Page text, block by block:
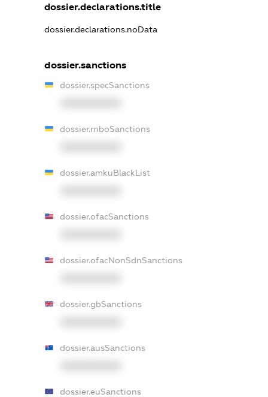
dossier.declarations.title
dossier.declarations.noData
dossier.sanctions
dossier.specSanctions
dossier.rnboSanctions
dossier.amkuBlackList
dossier.ofacSanctions
dossier.ofacNonSdnSanctions
dossier.gbSanctions
dossier.ausSanctions
dossier.euSanctions